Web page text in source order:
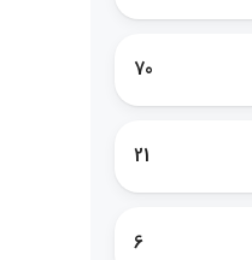
70
21
6